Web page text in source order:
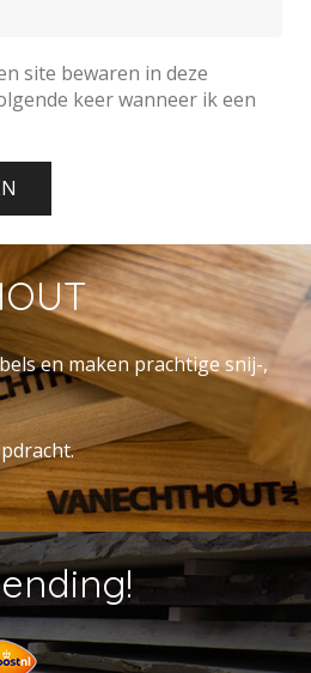
site bewaren in deze
keer wanneer ik een
en maken prachtige snij-,